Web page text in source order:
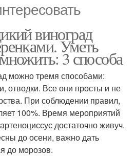
виноград
Уметь
3 способа
можно тремя способами:
отводки. Все они просты и не
При соблюдении правил,
100%. Время мероприятий
достаточно живуч.
до осени, важно дать
до морозов.